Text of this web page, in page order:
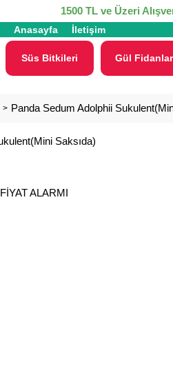
1500 TL ve Üzeri
Anasayfa İletişim
Süs Bitkileri Gül
Panda Sedum Adolphii
FİYAT ALARMI